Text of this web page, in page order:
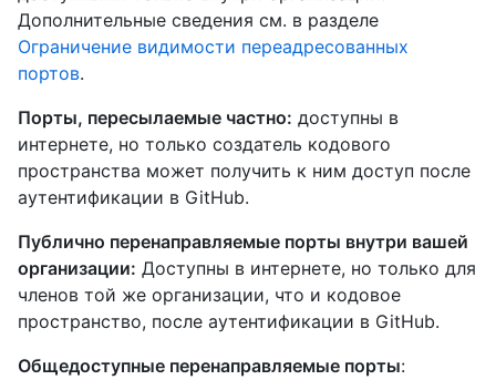
Дополнительные сведения см. в разделе
Ограничение видимости переадресованных
портов.
Порты, пересылаемые частно: доступны в
интернете, но только создатель кодового
пространства может получить к ним доступ после
аутентификации в GitHub.
Публично перенаправляемые порты внутри вашей
организации: Доступны в интернете, но только для
членов той же организации, что и кодовое
пространство, после аутентификации в GitHub.
Общедоступные перенаправляемые порты: